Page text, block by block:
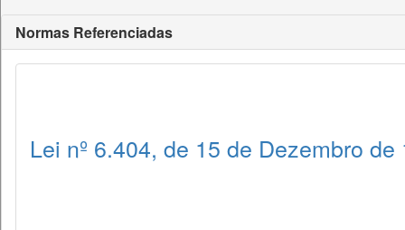
Normas Referenciadas
Lei nº 6.404, de 15 de Dezembro de